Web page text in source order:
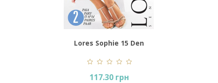
Lores Sophie 15 Den
117.30 грн